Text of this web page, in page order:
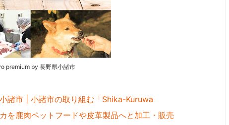
premium by 長野県小諸市
諸市 | 小諸市の取り組む「Shika-Kuruwa
を鹿肉ペットフードや皮革製品へと加工・販売